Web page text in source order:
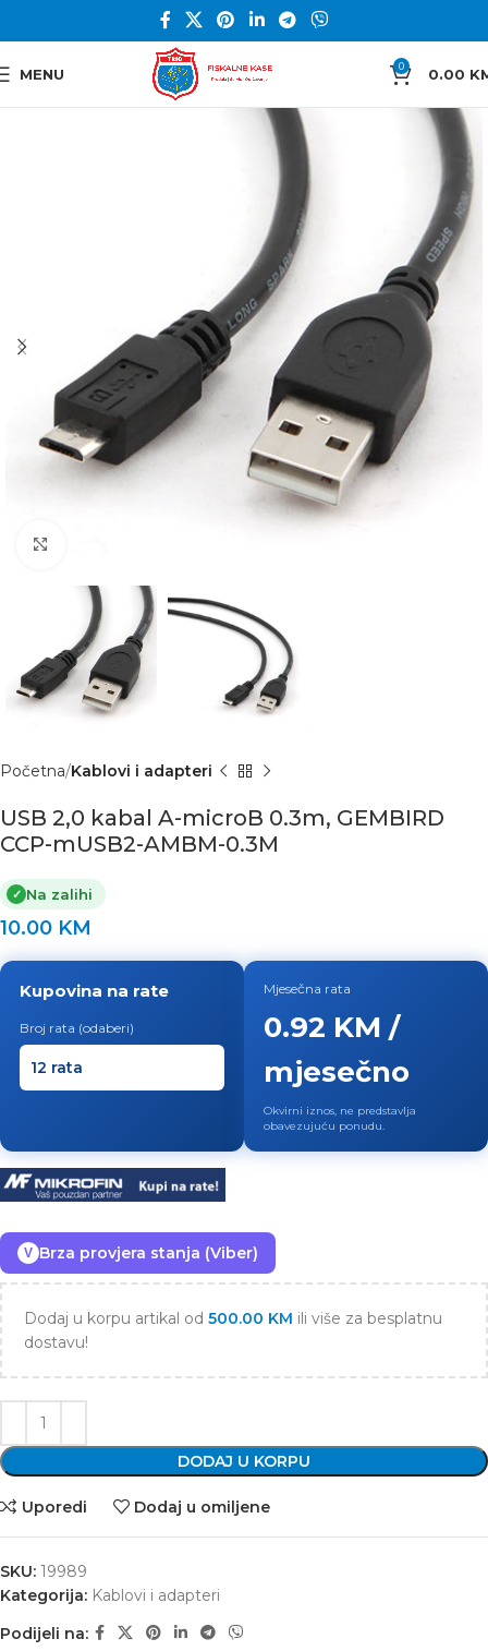
MENU 0 0.00
Početna Kablovi i adapteri
USB 2,0 kabal A-microB 0.3m, GEMBIRD
CCP-mUSB2-AMBM-0.3M
✓ Na zalihi
10.00 KM
Kupovina na rate
Broj rata (odaberi)
Mjesečna rata
0.92 KM /
mjesečno
Okvirni iznos, ne predstavlja
obavezujuću ponudu.
V Brza provjera stanja (Viber)
Dodaj u korpu artikal od 500.00 KM ili više za besplatnu
dostavu!
DODAJ U KORPU
Uporedi Dodaj u omiljene
SKU: 19989
Kategorija: Kablovi i adapteri
Podijeli na: